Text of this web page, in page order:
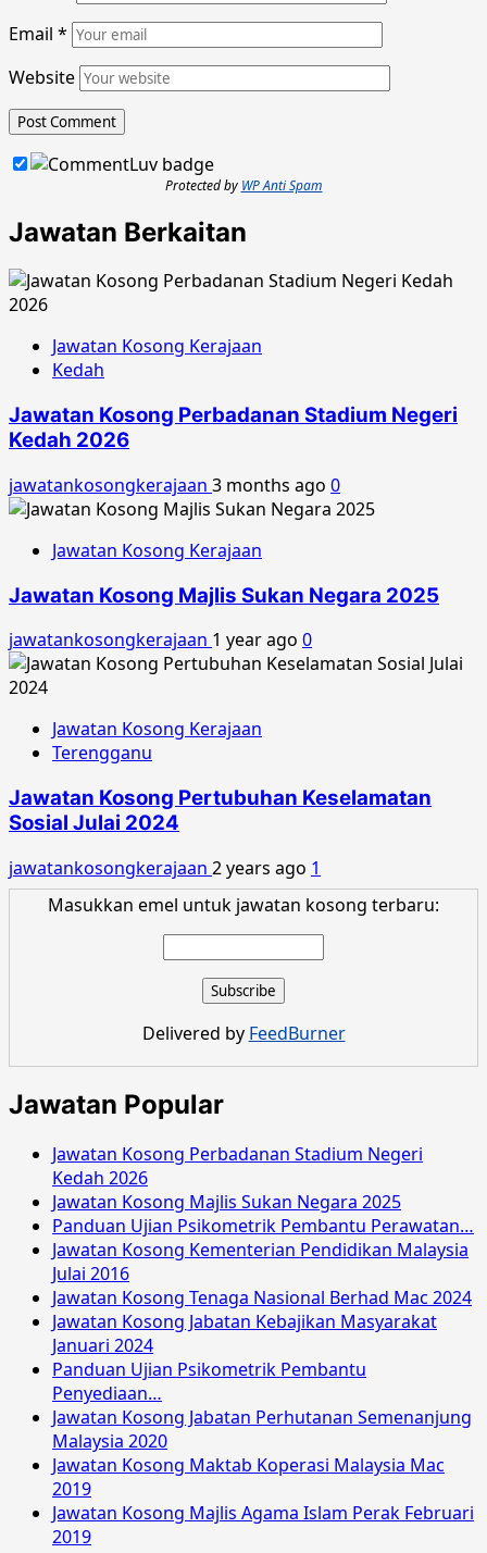
Email *
Website
Protected by WP Anti Spam
Jawatan Berkaitan
Jawatan Kosong Kerajaan
Kedah
Jawatan Kosong Perbadanan Stadium Negeri
Kedah 2026
jawatankosongkerajaan 3 months ago 0
Jawatan Kosong Kerajaan
Jawatan Kosong Majlis Sukan Negara 2025
jawatankosongkerajaan 1 year ago 0
Jawatan Kosong Kerajaan
Terengganu
Jawatan Kosong Pertubuhan Keselamatan
Sosial Julai 2024
jawatankosongkerajaan 2 years ago 1
Masukkan emel untuk jawatan kosong terbaru:
Delivered by FeedBurner
Jawatan Popular
Jawatan Kosong Perbadanan Stadium Negeri
Kedah 2026
Jawatan Kosong Majlis Sukan Negara 2025
Panduan Ujian Psikometrik Pembantu Perawatan…
Jawatan Kosong Kementerian Pendidikan Malaysia
Julai 2016
Jawatan Kosong Tenaga Nasional Berhad Mac 2024
Jawatan Kosong Jabatan Kebajikan Masyarakat
Januari 2024
Panduan Ujian Psikometrik Pembantu
Penyediaan…
Jawatan Kosong Jabatan Perhutanan Semenanjung
Malaysia 2020
Jawatan Kosong Maktab Koperasi Malaysia Mac
2019
Jawatan Kosong Majlis Agama Islam Perak Februari
2019